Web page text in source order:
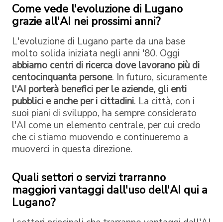
Come vede l'evoluzione di Lugano
grazie all'AI nei prossimi anni?
L'evoluzione di Lugano parte da una base
molto solida iniziata negli anni '80. Oggi
abbiamo centri di ricerca dove lavorano più di
centocinquanta persone. In futuro, sicuramente
l'AI porterà benefici per le aziende, gli enti
pubblici e anche per i cittadini. La città, con i
suoi piani di sviluppo, ha sempre considerato
l'AI come un elemento centrale, per cui credo
che ci stiamo muovendo e continueremo a
muoverci in questa direzione.
Quali settori o servizi trarranno
maggiori vantaggi dall'uso dell'AI qui a
Lugano?